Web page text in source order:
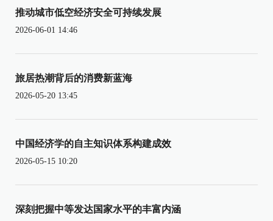
推动城市低空经济安全可持续发展
2026-06-01 14:46
旅居热潮背后的消费新蓝海
2026-05-20 13:45
中国经济学的自主知识体系构建成效
2026-05-15 10:20
深刻把握中等发达国家水平的丰富内涵